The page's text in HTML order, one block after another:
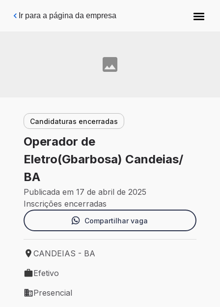
Pular para o conteúdo principal
Ir para a página da empresa
Candidaturas encerradas
Operador de
Eletro(Gbarbosa) Candeias/
BA
Publicada em 17 de abril de 2025
Inscrições encerradas
Compartilhar vaga
Local de trabalho: CANDEIAS - BA
CANDEIAS - BA
Tipo de vaga: Efetivo
Efetivo
Modelo de trabalho: Presencial
Presencial